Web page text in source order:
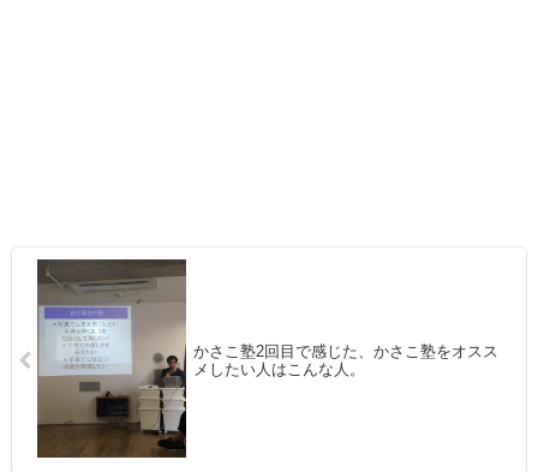
かさこ塾2回目で感じた、かさこ塾をオスス
メしたい人はこんな人。